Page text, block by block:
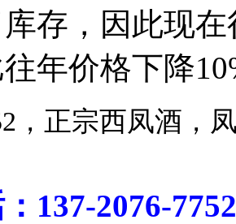
存，因此现
年价格下降
，正宗西凤酒
137-2076-7752